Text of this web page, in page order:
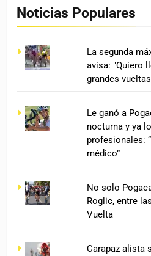
Noticias Populares
La segunda
avisa: "Quiero
grandes
Le ganó a
nocturna y ya
profesionales:
médico”
No solo
Roglic, entre
Vuelta
Carapaz alista